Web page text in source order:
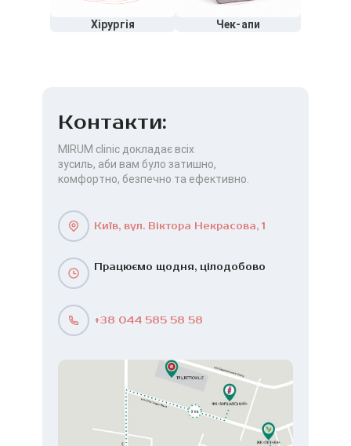
Хірургія Чек-апи
Контакти:
MIRUM clinic докладає всіх
зусиль, аби вам було затишно,
комфортно, безпечно та ефективно.
Київ, вул. Віктора Некрасова, 1
Працюємо щодня, цілодобово
+38 044 585 58 58